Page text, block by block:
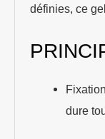
définies, ce
dure